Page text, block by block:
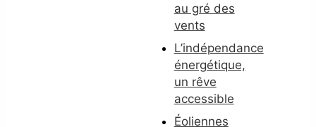
au gré des
vents
L’indépendance
énergétique,
un rêve
accessible
Éoliennes